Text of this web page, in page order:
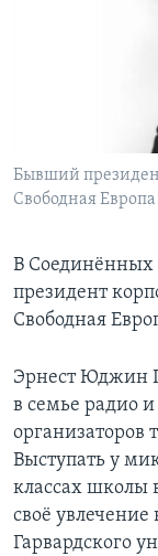
Языки
Бывший
Свободная
В Соединённых
президент
Свободная
Эрнест Юджин
в семье радио
организаторов
Выступать у
классах школы
своё увлечение
Гарвардского